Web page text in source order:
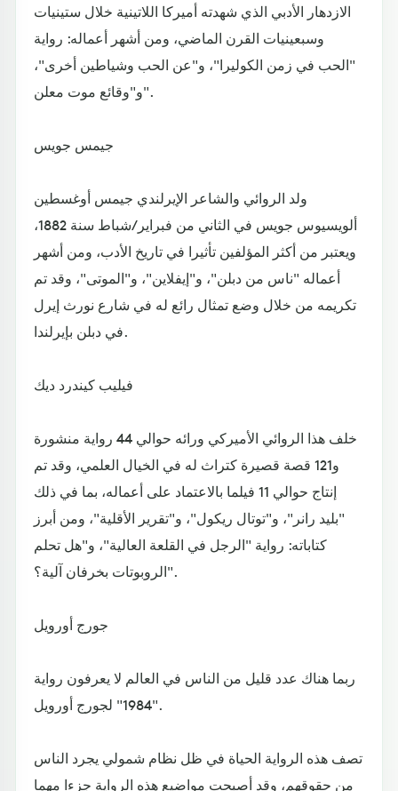
الازدهار الأدبي الذي شهدته أميركا اللاتينية خلال ستينيات
وسبعينيات القرن الماضي، ومن أشهر أعماله: رواية
"الحب في زمن الكوليرا"، و"عن الحب وشياطين أخرى"،
و"وقائع موت معلن".
جيمس جويس
ولد الروائي والشاعر الإيرلندي جيمس أوغسطين
ألويسيوس جويس في الثاني من فبراير/شباط سنة 1882،
ويعتبر من أكثر المؤلفين تأثيرا في تاريخ الأدب، ومن أشهر
أعماله "ناس من دبلن"، و"إيفلاين"، و"الموتى"، وقد تم
تكريمه من خلال وضع تمثال رائع له في شارع نورث إيرل
في دبلن بإيرلندا.
فيليب كيندرد ديك
خلف هذا الروائي الأميركي ورائه حوالي 44 رواية منشورة
و121 قصة قصيرة كتراث له في الخيال العلمي، وقد تم
إنتاج حوالي 11 فيلما بالاعتماد على أعماله، بما في ذلك
"بليد رانر"، و"توتال ريكول"، و"تقرير الأقلية"، ومن أبرز
كتاباته: رواية "الرجل في القلعة العالية"، و"هل تحلم
الروبوتات بخرفان آلية؟".
جورج أورويل
ربما هناك عدد قليل من الناس في العالم لا يعرفون رواية
"1984" لجورج أورويل.
تصف هذه الرواية الحياة في ظل نظام شمولي يجرد الناس
من حقوقهم، وقد أصبحت مواضيع هذه الرواية جزءا مهما